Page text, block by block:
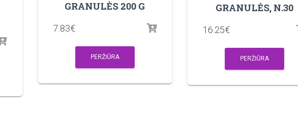
GRANULĖS 200 G
7.83€
PERŽIŪRA
GRANULĖS, N.30
16.25€
PERŽIŪRA